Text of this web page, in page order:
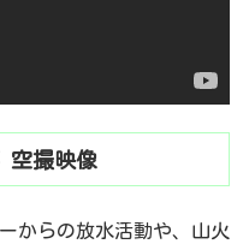
空撮映像
からの放水活動や、山火